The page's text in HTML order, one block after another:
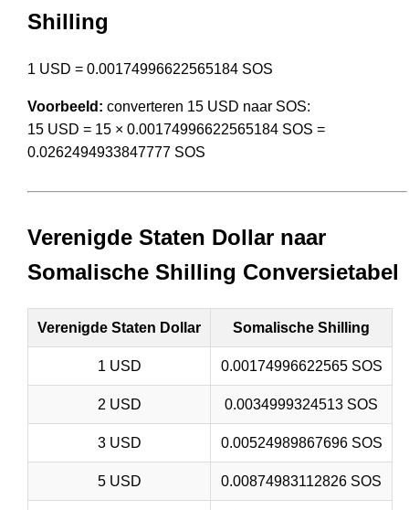
Shilling
1 USD = 0.00174996622565184 SOS
Voorbeeld: converteren 15 USD naar SOS:
15 USD = 15 × 0.00174996622565184 SOS =
0.0262494933847777 SOS
Verenigde Staten Dollar naar
Somalische Shilling Conversietabel
Verenigde Staten Dollar Somalische Shilling
1 USD 0.00174996622565 SOS
2 USD 0.0034999324513 SOS
3 USD 0.00524989867696 SOS
5 USD 0.00874983112826 SOS